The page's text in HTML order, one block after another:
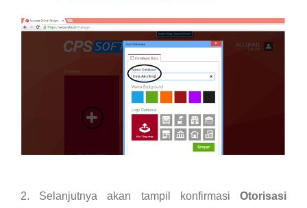
2. Selanjutnya akan tampil konfirmasi Otorisasi